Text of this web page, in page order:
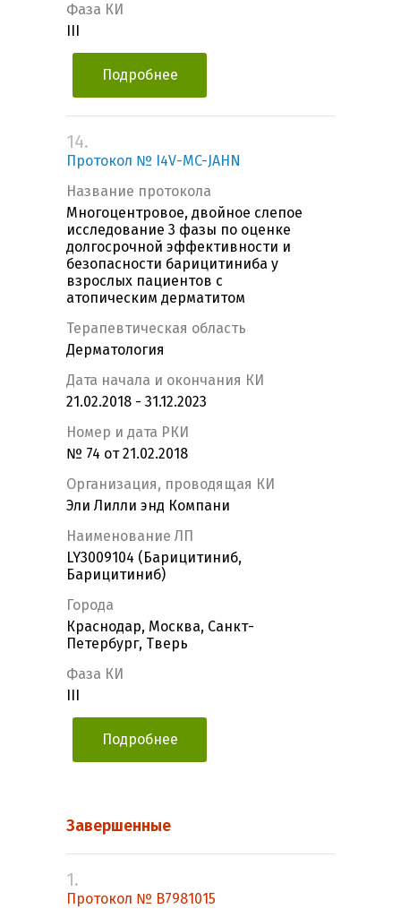
Фаза КИ
Подробнее
14.
Протокол № I4V-MC-JAHN
Название протокола
Многоцентровое, двойное слепое
исследование 3 фазы по оценке
долгосрочной эффективности и
безопасности барицитиниба у
взрослых пациентов с
атопическим дерматитом
Терапевтическая область
Дерматология
Дата начала и окончания КИ
21.02.2018 - 31.12.2023
Номер и дата РКИ
№ 74 от 21.02.2018
Организация, проводящая КИ
Эли Лилли энд Компани
Наименование ЛП
LY3009104 (Барицитиниб,
Барицитиниб)
Города
Краснодар, Москва, Санкт-
Петербург, Тверь
Фаза КИ
Подробнее
Завершенные
1.
Протокол № B7981015